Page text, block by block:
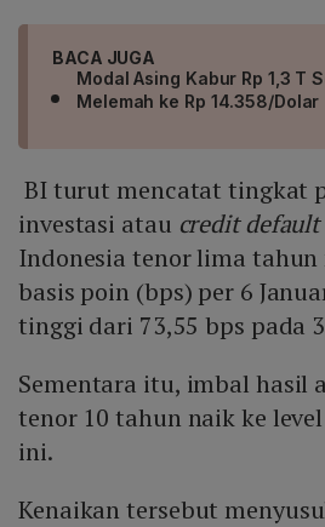
BACA JUGA
Modal Asing Kabur Rp 1,3 T
Melemah ke Rp 14.358/Dolar
BI turut mencatat tingkat
investasi atau credit default
Indonesia tenor lima tahun
basis poin (bps) per 6
tinggi dari 73,55 bps pada
Sementara itu, imbal hasil
tenor 10 tahun naik ke
ini.
Kenaikan tersebut